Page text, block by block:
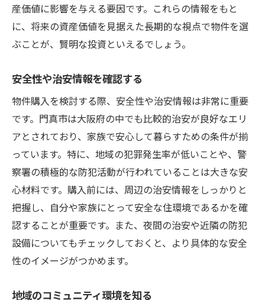
将来のメンテナンス計画を立てる
地域のネットワークを活用する
購入後の生活プランを考える
門真市における中古戸建ての選び方とその魅力
中古戸建てのコストパフォーマンスを分析
する
独自のスタイルを持つ物件を探す
住環境の長所を最大限に活用する
地域の伝統と文化を尊重する
門真市の近隣エリアとのアクセスを考慮す
る
産価値に影響を与える要因です。これらの情報をもと
に、将来の資産価値を見据えた長期的な視点で物件を選
ぶことが、賢明な投資といえるでしょう。
安全性や治安情報を確認する
物件購入を検討する際、安全性や治安情報は非常に重要
です。門真市は大阪府の中でも比較的治安が良好なエリ
アとされており、家族で安心して暮らすための条件が揃
っています。特に、地域の犯罪発生率が低いことや、警
察署の積極的な防犯活動が行われていることは大きな安
心材料です。購入前には、周辺の治安情報をしっかりと
把握し、自分や家族にとって安全な住環境であるかを確
認することが重要です。また、夜間の治安や近隣の防犯
設備についてもチェックしておくと、より具体的な安全
性のイメージがつかめます。
地域のコミュニティ環境を知る